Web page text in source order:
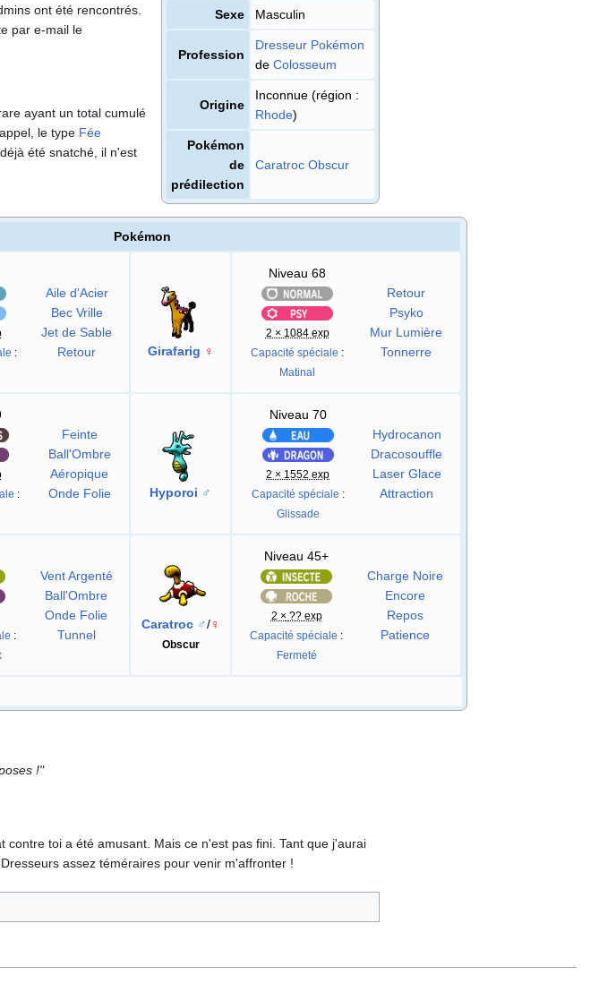
Sexe Masculin
Profession
Dresseur Pokémon
de Colosseum
Origine
Inconnue (région :
Rhode)
Pokémon
de
prédilection
Caratroc Obscur
ont été rencontrés.
par e-mail le
ayant un total cumulé
le type Fée
été snatché, il n'est
Pokémon
:
Aile d'Acier
Bec Vrille
Jet de Sable
Retour
Girafarig ♀
Niveau 68
2 × 1084 exp
Capacité spéciale :
Matinal
Retour
Psyko
Mur Lumière
Tonnerre
:
Feinte
Ball'Ombre
Aéropique
Onde Folie
Hyporoi ♂
Niveau 70
2 × 1552 exp
Capacité spéciale :
Glissade
Hydrocanon
Dracosouffle
Laser Glace
Attraction
:
Vent Argenté
Ball'Ombre
Onde Folie
Tunnel
Caratroc ♂/♀
Obscur
Niveau 45+
2 × ?? exp
Capacité spéciale :
Fermeté
Charge Noire
Encore
Repos
Patience
!"
contre toi a été amusant. Mais ce n'est pas fini. Tant que j'aurai
assez téméraires pour venir m'affronter !